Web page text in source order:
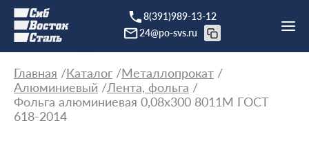
8(391)989-13-12
24@po-svs.ru
Главная Каталог
Металлопрокат
Алюминиевый
Лента, фольга
Фольга алюминиевая 0,08х300 8011М ГОСТ
618-2014